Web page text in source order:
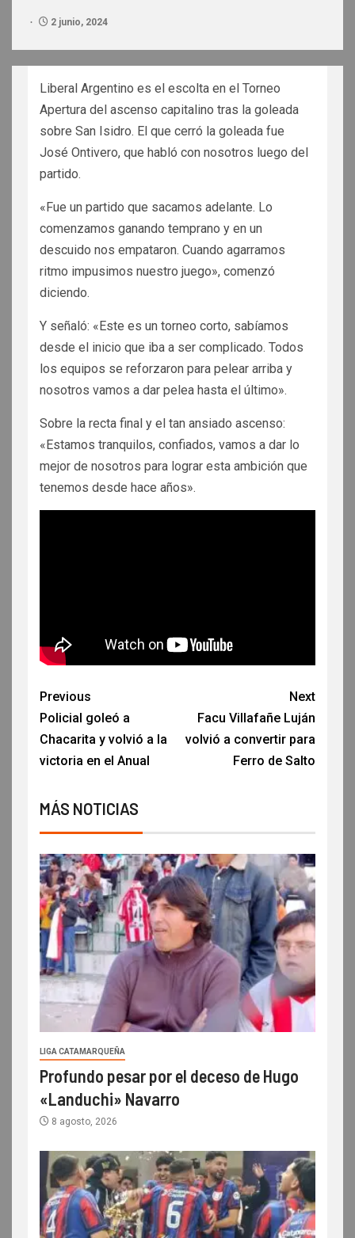
2 junio, 2024
Liberal Argentino es el escolta en el Torneo
Apertura del ascenso capitalino tras la goleada
sobre San Isidro. El que cerró la goleada fue
José Ontivero, que habló con nosotros luego del
partido.
«Fue un partido que sacamos adelante. Lo
comenzamos ganando temprano y en un
descuido nos empataron. Cuando agarramos
ritmo impusimos nuestro juego», comenzó
diciendo.
Y señaló: «Este es un torneo corto, sabíamos
desde el inicio que iba a ser complicado. Todos
los equipos se reforzaron para pelear arriba y
nosotros vamos a dar pelea hasta el último».
Sobre la recta final y el tan ansiado ascenso:
«Estamos tranquilos, confiados, vamos a dar lo
mejor de nosotros para lograr esta ambición que
tenemos desde hace años».
Previous
Policial goleó a
Chacarita y volvió a la
victoria en el Anual
Next
Facu Villafañe Luján
volvió a convertir para
Ferro de Salto
MÁS NOTICIAS
LIGA CATAMARQUEÑA
Profundo pesar por el deceso de Hugo
«Landuchi» Navarro
8 agosto, 2026